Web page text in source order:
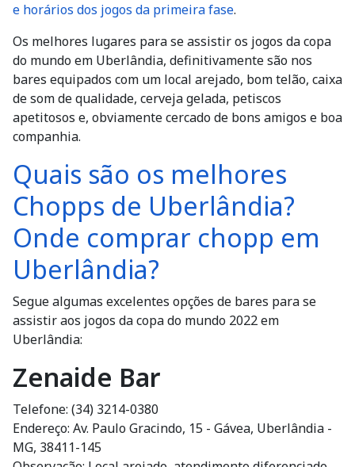
e horários dos jogos da primeira fase.
Os melhores lugares para se assistir os jogos da copa
do mundo em Uberlândia, definitivamente são nos
bares equipados com um local arejado, bom telão, caixa
de som de qualidade, cerveja gelada, petiscos
apetitosos e, obviamente cercado de bons amigos e boa
companhia.
Quais são os melhores
Chopps de Uberlândia?
Onde comprar chopp em
Uberlândia?
Segue algumas excelentes opções de bares para se
assistir aos jogos da copa do mundo 2022 em
Uberlândia:
Zenaide Bar
Telefone: (34) 3214-0380
Endereço: Av. Paulo Gracindo, 15 - Gávea, Uberlândia -
MG, 38411-145